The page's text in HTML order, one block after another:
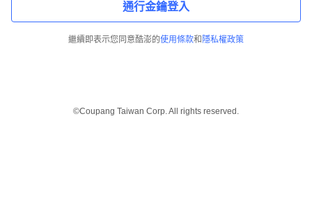
通行金鑰登入
繼續即表示您同意酷澎的使用條款和 隱私權政策
©Coupang Taiwan Corp. All rights reserved.